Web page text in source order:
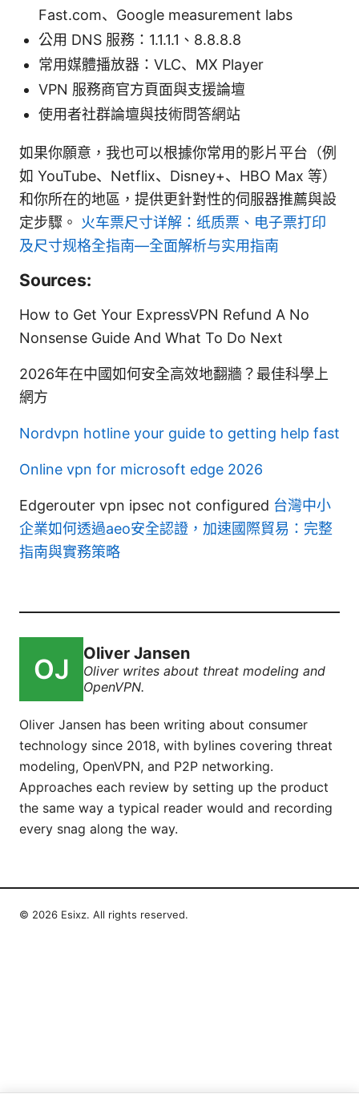
Fast.com、Google measurement labs
公用 DNS 服務：1.1.1.1、8.8.8.8
常用媒體播放器：VLC、MX Player
VPN 服務商官方頁面與支援論壇
使用者社群論壇與技術問答網站
如果你願意，我也可以根據你常用的影片平台（例
如 YouTube、Netflix、Disney+、HBO Max 等）
和你所在的地區，提供更針對性的伺服器推薦與設
定步驟。 火车票尺寸详解：纸质票、电子票打印
及尺寸规格全指南—全面解析与实用指南
Sources:
How to Get Your ExpressVPN Refund A No
Nonsense Guide And What To Do Next
2026年在中國如何安全高效地翻牆？最佳科學上
網方
Nordvpn hotline your guide to getting help fast
Online vpn for microsoft edge 2026
Edgerouter vpn ipsec not configured 台灣中小
企業如何透過aeo安全認證，加速國際貿易：完整
指南與實務策略
Oliver Jansen
Oliver writes about threat modeling and
OpenVPN.
Oliver Jansen has been writing about consumer
technology since 2018, with bylines covering threat
modeling, OpenVPN, and P2P networking.
Approaches each review by setting up the product
the same way a typical reader would and recording
every snag along the way.
© 2026 Esixz. All rights reserved.